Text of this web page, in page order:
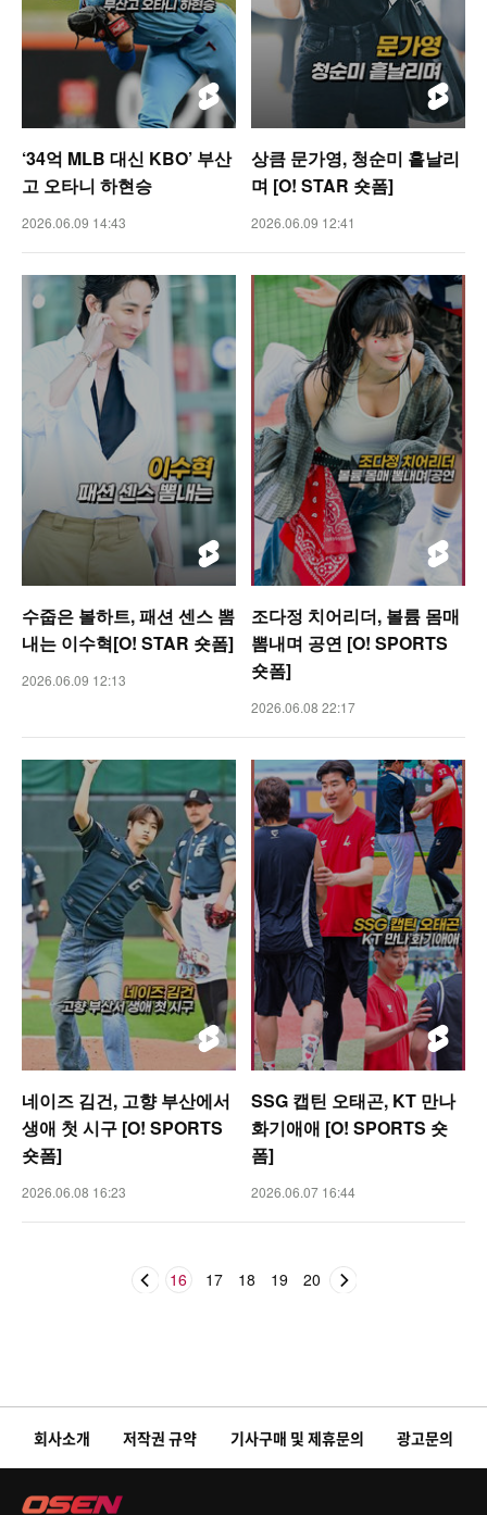
‘34억 MLB 대신 KBO’ 부산
고 오타니 하현승
2026.06.09 14:43
상큼 문가영, 청순미 흩날리
며 [O! STAR 숏폼]
2026.06.09 12:41
수줍은 볼하트, 패션 센스 뽐
내는 이수혁[O! STAR 숏폼]
2026.06.09 12:13
조다정 치어리더, 볼륨 몸매
뽐내며 공연 [O! SPORTS
숏폼]
2026.06.08 22:17
네이즈 김건, 고향 부산에서
생애 첫 시구 [O! SPORTS
숏폼]
2026.06.08 16:23
SSG 캡틴 오태곤, KT 만나
화기애애 [O! SPORTS 숏
폼]
2026.06.07 16:44
16 17 18 19 20
회사소개 저작권 규약 기사구매 및 제휴문의 광고문의